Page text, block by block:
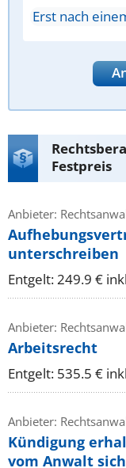
Erst nach
Festpreis
Anbieter:
unterschreiben
Entgelt: 249.9 €
Anbieter:
Arbeitsrecht
Entgelt: 535.5 €
Anbieter:
Kündigung
vom Anwalt